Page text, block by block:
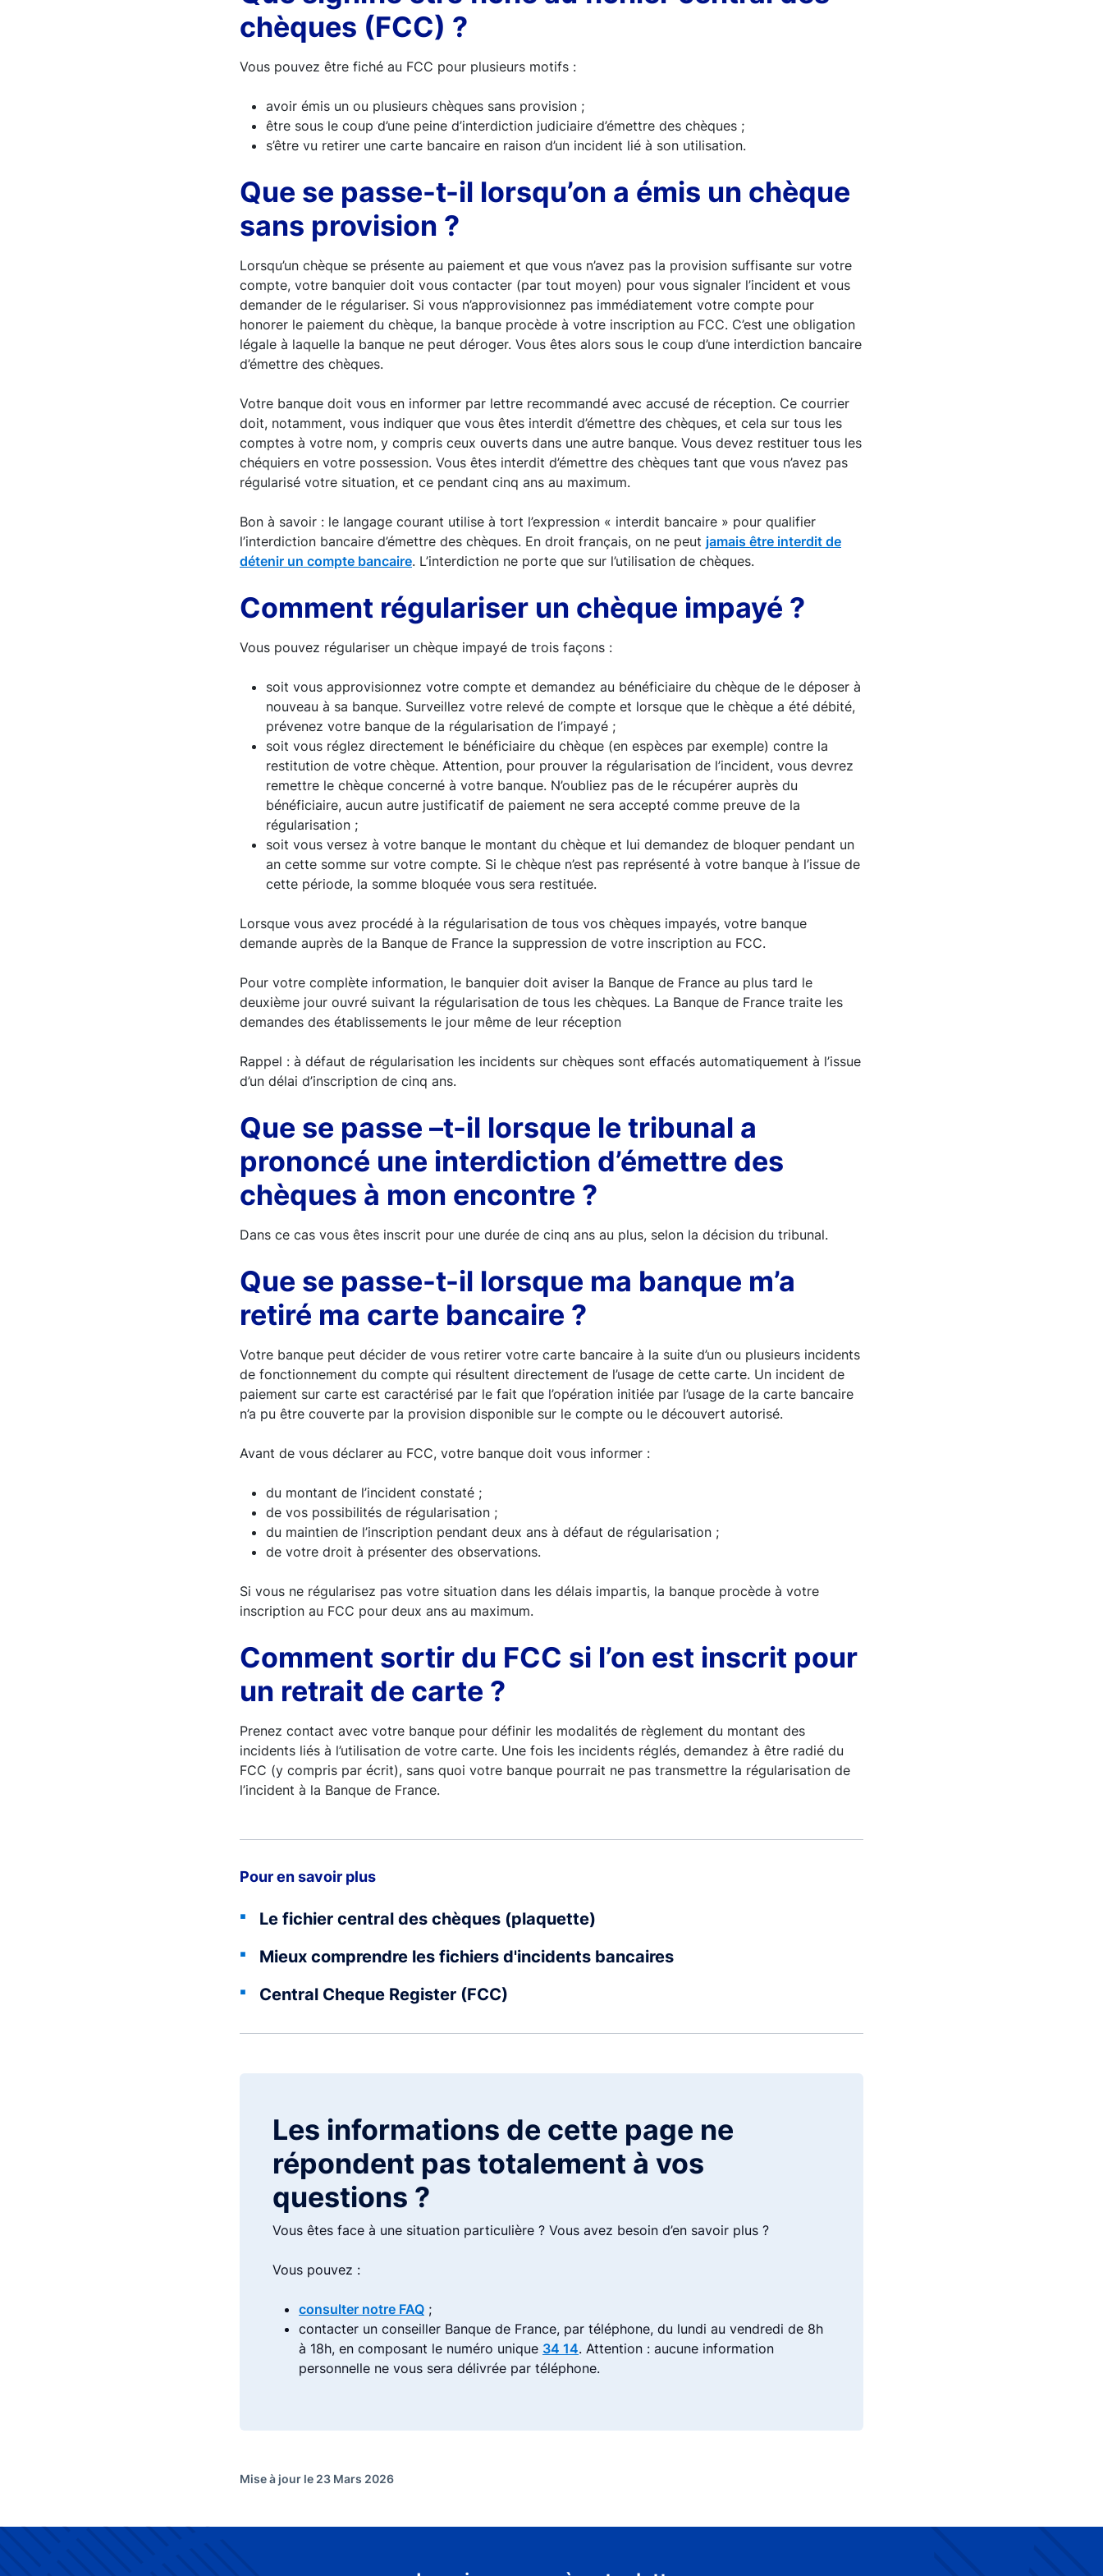
chèques (FCC) ?
Vous pouvez être fiché au FCC pour plusieurs motifs :
avoir émis un ou plusieurs chèques sans provision ;
être sous le coup d’une peine d’interdiction judiciaire d’émettre des chèques ;
s’être vu retirer une carte bancaire en raison d’un incident lié à son utilisation.
Que se passe-t-il lorsqu’on a émis un chèque
sans provision ?
Lorsqu’un chèque se présente au paiement et que vous n’avez pas la provision suffisante sur votre
compte, votre banquier doit vous contacter (par tout moyen) pour vous signaler l’incident et vous
demander de le régulariser. Si vous n’approvisionnez pas immédiatement votre compte pour
honorer le paiement du chèque, la banque procède à votre inscription au FCC. C’est une obligation
légale à laquelle la banque ne peut déroger. Vous êtes alors sous le coup d’une interdiction bancaire
d’émettre des chèques.
Votre banque doit vous en informer par lettre recommandé avec accusé de réception. Ce courrier
doit, notamment, vous indiquer que vous êtes interdit d’émettre des chèques, et cela sur tous les
comptes à votre nom, y compris ceux ouverts dans une autre banque. Vous devez restituer tous les
chéquiers en votre possession. Vous êtes interdit d’émettre des chèques tant que vous n’avez pas
régularisé votre situation, et ce pendant cinq ans au maximum.
Bon à savoir : le langage courant utilise à tort l’expression « interdit bancaire » pour qualifier
l’interdiction bancaire d’émettre des chèques. En droit français, on ne peut jamais être interdit de
détenir un compte bancaire. L’interdiction ne porte que sur l’utilisation de chèques.
Comment régulariser un chèque impayé ?
Vous pouvez régulariser un chèque impayé de trois façons :
soit vous approvisionnez votre compte et demandez au bénéficiaire du chèque de le déposer à
nouveau à sa banque. Surveillez votre relevé de compte et lorsque que le chèque a été débité,
prévenez votre banque de la régularisation de l’impayé ;
soit vous réglez directement le bénéficiaire du chèque (en espèces par exemple) contre la
restitution de votre chèque. Attention, pour prouver la régularisation de l’incident, vous devrez
remettre le chèque concerné à votre banque. N’oubliez pas de le récupérer auprès du
bénéficiaire, aucun autre justificatif de paiement ne sera accepté comme preuve de la
régularisation ;
soit vous versez à votre banque le montant du chèque et lui demandez de bloquer pendant un
an cette somme sur votre compte. Si le chèque n’est pas représenté à votre banque à l’issue de
cette période, la somme bloquée vous sera restituée.
Lorsque vous avez procédé à la régularisation de tous vos chèques impayés, votre banque
demande auprès de la Banque de France la suppression de votre inscription au FCC.
Pour votre complète information, le banquier doit aviser la Banque de France au plus tard le
deuxième jour ouvré suivant la régularisation de tous les chèques. La Banque de France traite les
demandes des établissements le jour même de leur réception
Rappel : à défaut de régularisation les incidents sur chèques sont effacés automatiquement à l’issue
d’un délai d’inscription de cinq ans.
Que se passe –t-il lorsque le tribunal a
prononcé une interdiction d’émettre des
chèques à mon encontre ?
Dans ce cas vous êtes inscrit pour une durée de cinq ans au plus, selon la décision du tribunal.
Que se passe-t-il lorsque ma banque m’a
retiré ma carte bancaire ?
Votre banque peut décider de vous retirer votre carte bancaire à la suite d’un ou plusieurs incidents
de fonctionnement du compte qui résultent directement de l’usage de cette carte. Un incident de
paiement sur carte est caractérisé par le fait que l’opération initiée par l’usage de la carte bancaire
n’a pu être couverte par la provision disponible sur le compte ou le découvert autorisé.
Avant de vous déclarer au FCC, votre banque doit vous informer :
du montant de l’incident constaté ;
de vos possibilités de régularisation ;
du maintien de l’inscription pendant deux ans à défaut de régularisation ;
de votre droit à présenter des observations.
Si vous ne régularisez pas votre situation dans les délais impartis, la banque procède à votre
inscription au FCC pour deux ans au maximum.
Comment sortir du FCC si l’on est inscrit pour
un retrait de carte ?
Prenez contact avec votre banque pour définir les modalités de règlement du montant des
incidents liés à l’utilisation de votre carte. Une fois les incidents réglés, demandez à être radié du
FCC (y compris par écrit), sans quoi votre banque pourrait ne pas transmettre la régularisation de
l’incident à la Banque de France.
Pour en savoir plus
Le fichier central des chèques (plaquette)
Mieux comprendre les fichiers d'incidents bancaires
Central Cheque Register (FCC)
Les informations de cette page ne
répondent pas totalement à vos
questions ?
Vous êtes face à une situation particulière ? Vous avez besoin d’en savoir plus ?
Vous pouvez :
consulter notre FAQ ;
contacter un conseiller Banque de France, par téléphone, du lundi au vendredi de 8h
à 18h, en composant le numéro unique 34 14. Attention : aucune information
personnelle ne vous sera délivrée par téléphone.
Mise à jour le 23 Mars 2026